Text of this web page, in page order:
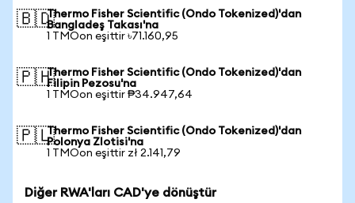
🇧🇩Thermo Fisher Scientific (Ondo Tokenized)'dan
Bangladeş Takası'na
1 TMOon eşittir ৳71.160,95
🇵🇭Thermo Fisher Scientific (Ondo Tokenized)'dan
Filipin Pezosu'na
1 TMOon eşittir ₱34.947,64
🇵🇱Thermo Fisher Scientific (Ondo Tokenized)'dan
Polonya Zlotisi'na
1 TMOon eşittir zł 2.141,79
Diğer RWA'ları CAD'ye dönüştür